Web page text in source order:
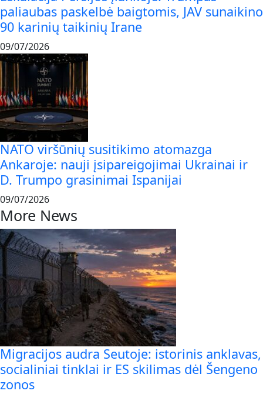
paliaubas paskelbė baigtomis, JAV sunaikino
90 karinių taikinių Irane
09/07/2026
NATO viršūnių susitikimo atomazga
Ankaroje: nauji įsipareigojimai Ukrainai ir
D. Trumpo grasinimai Ispanijai
09/07/2026
More News
Migracijos audra Seutoje: istorinis anklavas,
socialiniai tinklai ir ES skilimas dėl Šengeno
zonos